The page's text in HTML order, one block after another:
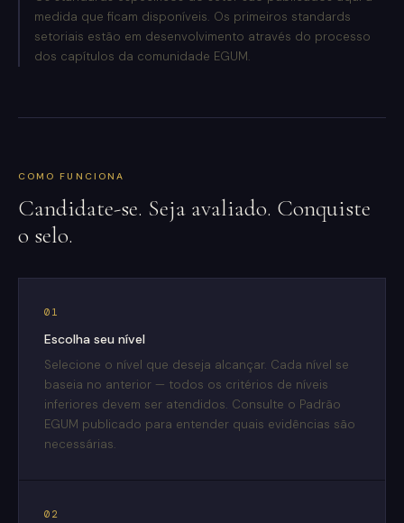
medida que ficam disponíveis. Os primeiros standards
setoriais estão em desenvolvimento através do processo
dos capítulos da comunidade EGUM.
COMO FUNCIONA
Candidate-se. Seja avaliado. Conquiste
o selo.
01
Escolha seu nível
Selecione o nível que deseja alcançar. Cada nível se
baseia no anterior — todos os critérios de níveis
inferiores devem ser atendidos. Consulte o Padrão
EGUM publicado para entender quais evidências são
necessárias.
02